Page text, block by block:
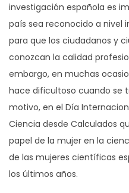
investigación española es
país sea reconocido a nivel
para que los ciudadanos y
conozcan la calidad
embargo, en muchas
hace dificultoso cuando se
motivo, en el Día
Ciencia desde Calculados
papel de la mujer en la
de las mujeres científicas
los últimos años.